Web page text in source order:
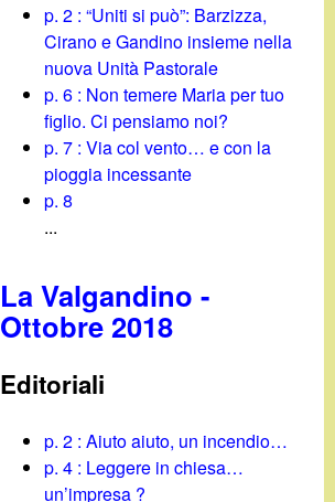
p. 2 : “Uniti si può”: Barzizza,
Cirano e Gandino insieme nella
nuova Unità Pastorale
p. 6 : Non temere Maria per tuo
figlio. Ci pensiamo noi?
p. 7 : Via col vento… e con la
pioggia incessante
p. 8
...
La Valgandino -
Ottobre 2018
Editoriali
p. 2 : Aiuto aiuto, un incendio…
p. 4 : Leggere in chiesa…
un’impresa ?